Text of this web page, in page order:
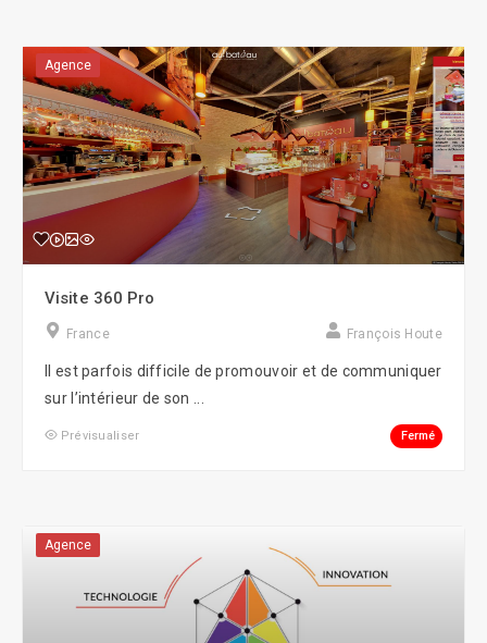
Agence
Visite 360 Pro
France François Houte
Il est parfois difficile de promouvoir et de communiquer
sur l’intérieur de son ...
Prévisualiser Fermé
Agence